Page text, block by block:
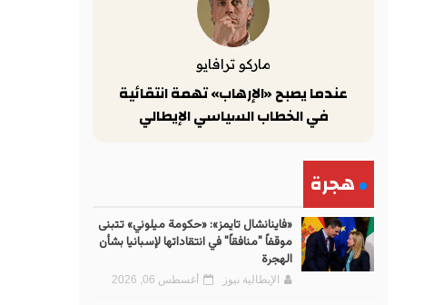
ماركو ترافايو
عندما يصبح «الإرهاب» تهمة انتقائية
في الخطاب السياسي الإيطالي
هجرة
«فاينانشال تايمز»: «حكومة ميلوني» تتبنى
موقفاً "منافقاً" في انتقاداتها لإسبانيا بشأن
الهجرة
الإيطالية نيوز أغسطس 06, 2026